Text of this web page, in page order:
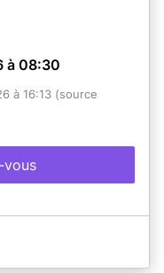
à 08:30
à 16:13 (source
vous